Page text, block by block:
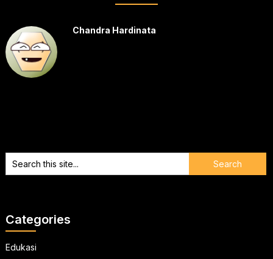
Chandra Hardinata
Categories
Edukasi